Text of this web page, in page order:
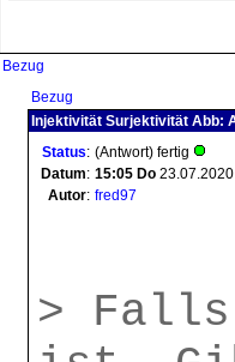
Bezug
Bezug
Injektivität Surjektivität Abb:
Status: (Antwort) fertig
Datum: 15:05 Do 23.07.2020
Autor: fred97
>